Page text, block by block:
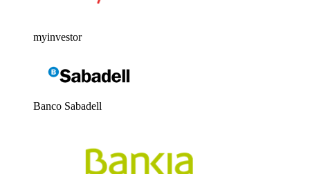
myinvestor
Banco Sabadell